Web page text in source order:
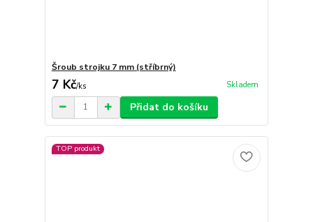
Šroub strojku 7 mm (stříbrný)
7 Kč/ks Skladem
Přidat do košíku
TOP produkt